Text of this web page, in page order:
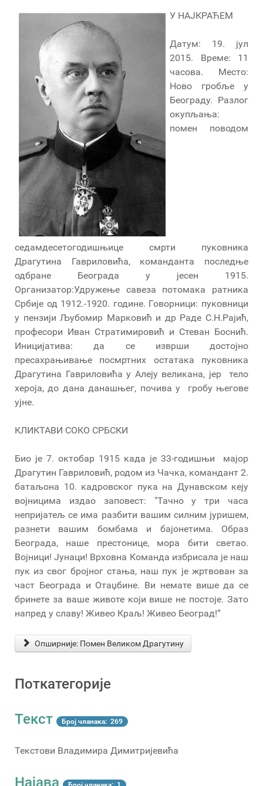
У НАЈКРАЋЕМ
Датум: 19. јул
2015. Време: 11
часова. Место:
Ново гробље у
Београду. Разлог
окупљања:
помен поводом
седамдесетогодишњице смрти пуковника
Драгутина Гавриловића, команданта последње
одбране Београда у јесен 1915.
Организатор:Удружење савеза потомака ратника
Србије од 1912.-1920. године. Говорници: пуковници
у пензији Љубомир Марковић и др Раде С.Н.Рајић,
професори Иван Стратимировић и Стеван Боснић.
Иницијатива: да се изврши достојно
пресахрањивање посмртних остатака пуковника
Драгутина Гавриловића у Алеју великана, јер тело
хероја, до дана данашњег, почива у гробу његове
ујне.
КЛИКТАВИ СОКО СРБСКИ
Био је 7. октобар 1915 када је 33-годишњи мајор
Драгутин Гавриловић, родом из Чачка, командант 2.
батаљона 10. кадровског пука на Дунавском кеју
војницима издао заповест: "Тачно у три часа
непријатељ се има разбити вашим силним јуришем,
разнети вашим бомбама и бајонетима. Образ
Београда, наше престонице, мора бити светао.
Војници! Јунаци! Врховна Команда избрисала је наш
пук из свог бројног стања, наш пук је жртвован за
част Београда и Отаџбине. Ви немате више да се
бринете за ваше животе који више не постоје. Зато
напред у славу! Живео Краљ! Живео Београд!“
Опширније: Помен Великом Драгутину
Поткатегорије
Текст Број чланака: 269
Текстови Владимира Димитријевића
Најава